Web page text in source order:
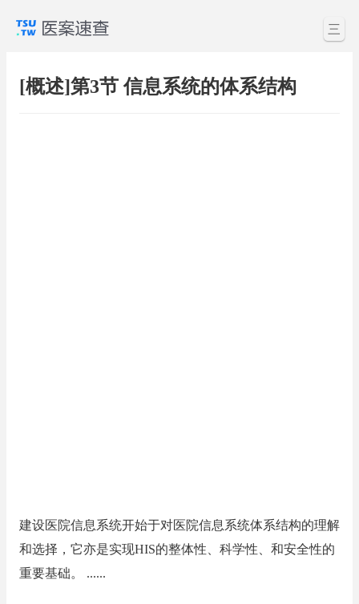
三
[概述]第3节 信息系统的体系结构
建设医院信息系统开始于对医院信息系统体系结构的理解
和选择，它亦是实现HIS的整体性、科学性、和安全性的
重要基础。 ......